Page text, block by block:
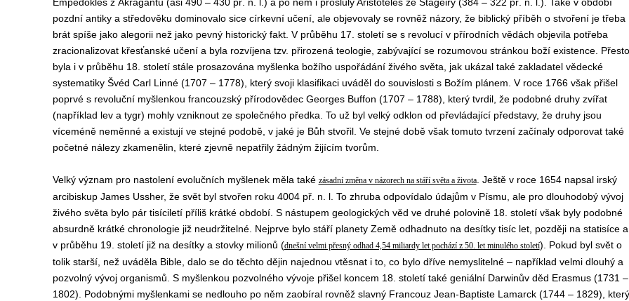
pozdní antiky a středověku dominovalo sice církevní učení, ale objevovaly se rovněž názory, že biblický příběh o stvoření je třeba
brát spíše jako alegorii než jako pevný historický fakt. V průběhu 17. století se s revolucí v přírodních vědách objevila potřeba
zracionalizovat křesťanské učení a byla rozvíjena tzv. přirozená teologie, zabývající se rozumovou stránkou boží existence. Přesto
byla i v průběhu 18. století stále prosazována myšlenka božího uspořádání živého světa, jak ukázal také zakladatel vědecké
systematiky Švéd Carl Linné (1707 – 1778), který svoji klasifikaci uváděl do souvislosti s Božím plánem. V roce 1766 však přišel
poprvé s revoluční myšlenkou francouzský přírodovědec Georges Buffon (1707 – 1788), který tvrdil, že podobné druhy zvířat
(například lev a tygr) mohly vzniknout ze společného předka. To už byl velký odklon od převládající představy, že druhy jsou
víceméně neměnné a existují ve stejné podobě, v jaké je Bůh stvořil. Ve stejné době však tomuto tvrzení začínaly odporovat také
početné nálezy zkamenělin, které zjevně nepatřily žádným žijícím tvorům.
Velký význam pro nastolení evolučních myšlenek měla také zásadní změna v názorech na stáří světa a života. Ještě v roce 1654 napsal irský
arcibiskup James Ussher, že svět byl stvořen roku 4004 př. n. l. To zhruba odpovídalo údajům v Písmu, ale pro dlouhodobý vývoj
živého světa bylo pár tisíciletí příliš krátké období. S nástupem geologických věd ve druhé polovině 18. století však byly podobné
absurdně krátké chronologie již neudržitelné. Nejprve bylo stáří planety Země odhadnuto na desítky tisíc let, později na statisíce a
v průběhu 19. století již na desítky a stovky milionů (dnešní velmi přesný odhad 4,54 miliardy let pochází z 50. let minulého století). Pokud byl svět o
tolik starší, než uváděla Bible, dalo se do těchto dějin najednou vtěsnat i to, co bylo dříve nemyslitelné – například velmi dlouhý a
pozvolný vývoj organismů. S myšlenkou pozvolného vývoje přišel koncem 18. století také geniální Darwinův děd Erasmus (1731 –
1802). Podobnými myšlenkami se nedlouho po něm zaobíral rovněž slavný Francouz Jean-Baptiste Lamarck (1744 – 1829), který